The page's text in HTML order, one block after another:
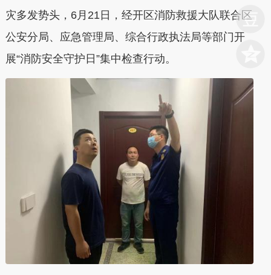
灾多发势头，6月21日，经开区消防救援大队联合区
公安分局、应急管理局、综合行政执法局等部门开
展“消防安全守护日”集中检查行动。